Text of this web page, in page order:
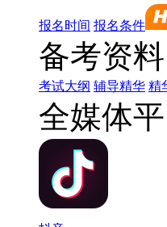
报名时间 报名条件
备考资料
考试大纲 辅导精华 精
全媒体